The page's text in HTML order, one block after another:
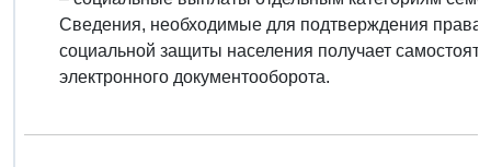
Сведения, необходимые для подтверждения
социальной защиты населения получает
электронного документооборота.